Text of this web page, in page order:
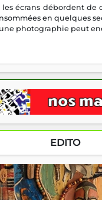
écrans débordent de
en quelques
photographie peut
EDITO